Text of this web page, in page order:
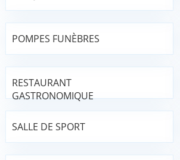
POMPES FUNÈBRES
RESTAURANT
GASTRONOMIQUE
SALLE DE SPORT